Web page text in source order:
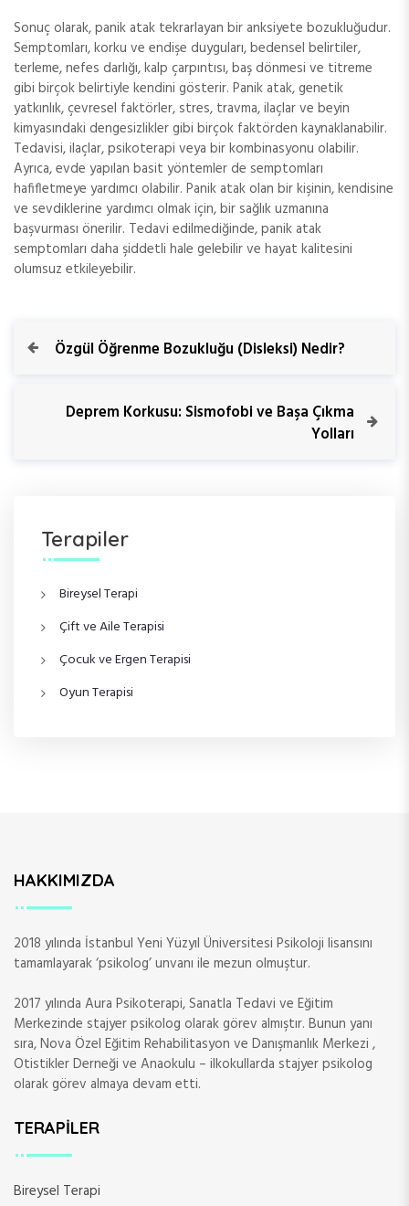
Sonuç olarak, panik atak tekrarlayan bir anksiyete bozukluğudur.
Semptomları, korku ve endişe duyguları, bedensel belirtiler,
terleme, nefes darlığı, kalp çarpıntısı, baş dönmesi ve titreme
gibi birçok belirtiyle kendini gösterir. Panik atak, genetik
yatkınlık, çevresel faktörler, stres, travma, ilaçlar ve beyin
kimyasındaki dengesizlikler gibi birçok faktörden kaynaklanabilir.
Tedavisi, ilaçlar, psikoterapi veya bir kombinasyonu olabilir.
Ayrıca, evde yapılan basit yöntemler de semptomları
hafifletmeye yardımcı olabilir. Panik atak olan bir kişinin, kendisine
ve sevdiklerine yardımcı olmak için, bir sağlık uzmanına
başvurması önerilir. Tedavi edilmediğinde, panik atak
semptomları daha şiddetli hale gelebilir ve hayat kalitesini
olumsuz etkileyebilir.
Y
P
s
t
Özgül Öğrenme Bozukluğu (Disleksi) Nedir?
Deprem Korkusu: Sismofobi ve Başa Çıkma
Yolları
Terapiler
Bireysel Terapi
Çift ve Aile Terapisi
Çocuk ve Ergen Terapisi
Oyun Terapisi
HAKKIMIZDA
2018 yılında İstanbul Yeni Yüzyıl Üniversitesi Psikoloji lisansını
tamamlayarak ‘psikolog’ unvanı ile mezun olmuştur.
2017 yılında Aura Psikoterapi, Sanatla Tedavi ve Eğitim
Merkezinde stajyer psikolog olarak görev almıştır. Bunun yanı
sıra, Nova Özel Eğitim Rehabilitasyon ve Danışmanlık Merkezi ,
Otistikler Derneği ve Anaokulu – ilkokullarda stajyer psikolog
olarak görev almaya devam etti.
TERAPILER
Bireysel Terapi